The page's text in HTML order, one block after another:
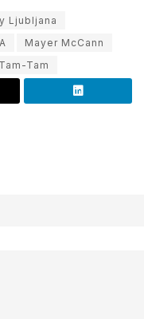
Ljubljana
Mayer McCann
Tam-Tam